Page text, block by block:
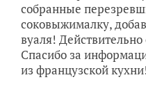
собранные
соковыжималку,
вуаля!
Спасибо за
из французской